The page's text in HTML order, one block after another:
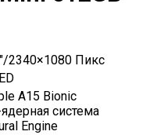
2340×1080 Пикс
A15 Bionic
система
Engine